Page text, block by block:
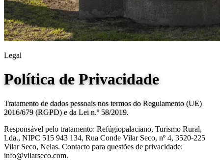
Legal
Política de Privacidade
Tratamento de dados pessoais nos termos do Regulamento (UE)
2016/679 (RGPD) e da Lei n.º 58/2019.
Responsável pelo tratamento: Refúgiopalaciano, Turismo Rural,
Lda., NIPC 515 943 134, Rua Conde Vilar Seco, nº 4, 3520-225
Vilar Seco, Nelas. Contacto para questões de privacidade:
info@vilarseco.com.